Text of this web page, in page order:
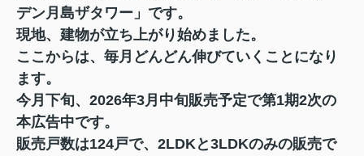
デン月島ザタワー」です。
現地、建物が立ち上がり始めました。
ここからは、毎月どんどん伸びていくことになり
ます。
今月下旬、2026年3月中旬販売予定で第1期2次の
本広告中です。
販売戸数は124戸で、2LDKと3LDKのみの販売で